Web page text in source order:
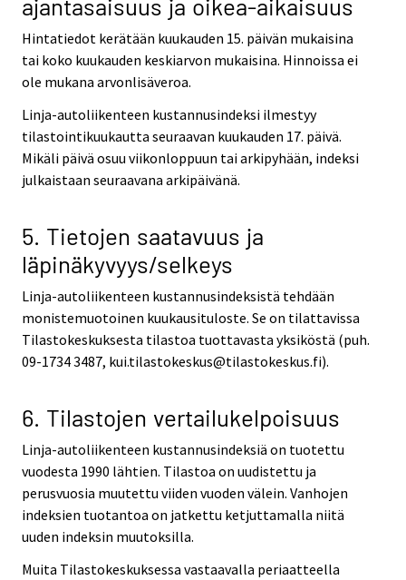
Hintatiedot kerätään kuukauden 15. päivän mukaisina
tai koko kuukauden keskiarvon mukaisina. Hinnoissa ei
ole mukana arvonlisäveroa.
Linja-autoliikenteen kustannusindeksi ilmestyy
tilastointikuukautta seuraavan kuukauden 17. päivä.
Mikäli päivä osuu viikonloppuun tai arkipyhään, indeksi
julkaistaan seuraavana arkipäivänä.
5. Tietojen saatavuus ja
läpinäkyvyys/selkeys
Linja-autoliikenteen kustannusindeksistä tehdään
monistemuotoinen kuukausituloste. Se on tilattavissa
Tilastokeskuksesta tilastoa tuottavasta yksiköstä (puh.
09-1734 3487, kui.tilastokeskus@tilastokeskus.fi).
6. Tilastojen vertailukelpoisuus
Linja-autoliikenteen kustannusindeksiä on tuotettu
vuodesta 1990 lähtien. Tilastoa on uudistettu ja
perusvuosia muutettu viiden vuoden välein. Vanhojen
indeksien tuotantoa on jatkettu ketjuttamalla niitä
uuden indeksin muutoksilla.
Muita Tilastokeskuksessa vastaavalla periaatteella